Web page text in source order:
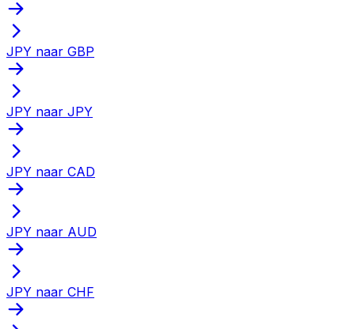
JPY naar GBP
JPY naar JPY
JPY naar CAD
JPY naar AUD
JPY naar CHF